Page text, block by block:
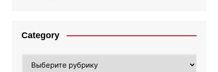
Category